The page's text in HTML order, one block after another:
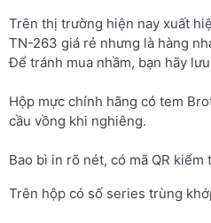
Trên thị trường hiện nay xuất
TN-263 giá rẻ nhưng là hàng
Để tránh mua nhầm, bạn hãy
Hộp mực chính hãng có tem
cầu vồng khi nghiêng.
Bao bì in rõ nét, có mã QR kiểm
Trên hộp có số series trùng